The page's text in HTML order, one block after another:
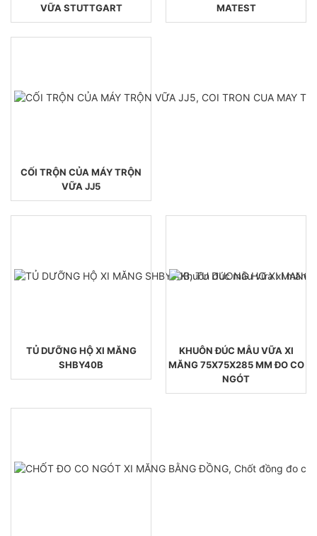
VỮA STUTTGART
MATEST
CỐI TRỘN CỦA MÁY TRỘN
VỮA JJ5
TỦ DƯỠNG HỘ XI MĂNG
SHBY40B
KHUÔN ĐÚC MẪU VỮA XI
MĂNG 75X75X285 MM ĐO CO
NGÓT